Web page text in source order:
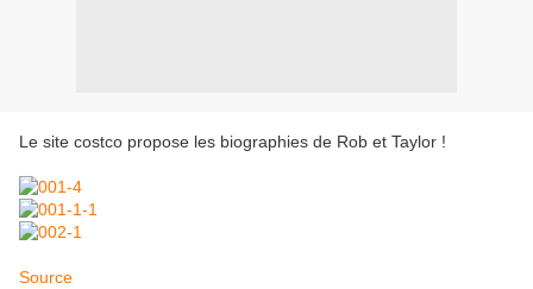
Le site costco propose les biographies de Rob et Taylor !
Source